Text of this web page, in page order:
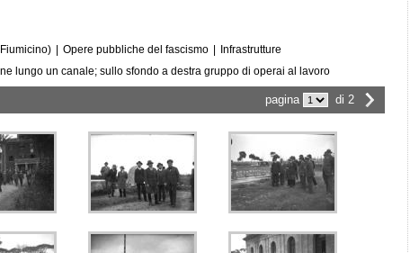
| Opere pubbliche del fascismo | Infrastrutture
lungo un canale; sullo sfondo a destra gruppo di operai al lavoro
pagina di 2